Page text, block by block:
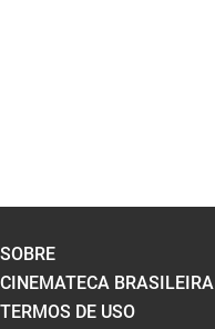
SOBRE
CINEMATECA BRASILEIRA
TERMOS DE USO